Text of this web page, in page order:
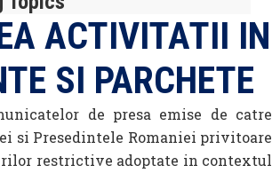
ACTIVITATII IN
SI PARCHETE
de presa emise de catre
si Presedintele Romaniei privitoare
restrictive adoptate in contextul